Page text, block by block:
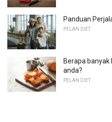
Panduan
PELAN DIET
Berapa
anda?
PELAN DIET